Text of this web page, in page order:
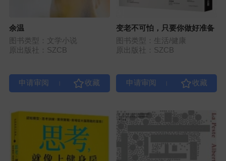
余温
图书类型：文学小说
原出版社：SZCB
变老不可怕，只要你做好准备
图书类型：生活/健康
原出版社：SZCB